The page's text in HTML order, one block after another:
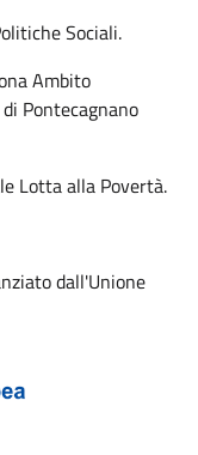
Sociali.
Ambito
Pontecagnano
Lotta alla Povertà.
dall'Unione